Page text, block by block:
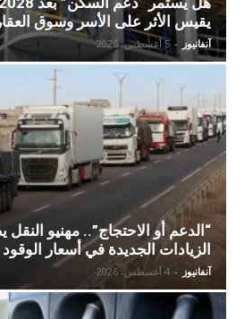
يقيس الأثر على الأسر وسوق
آنفانيوز - 5 أغسطس، 2026
“الدعم أو الاحتجاج”.. مهنيو
الزيادات الجديدة في أسعار الوقود
آنفانيوز - 4 أغسطس، 2026